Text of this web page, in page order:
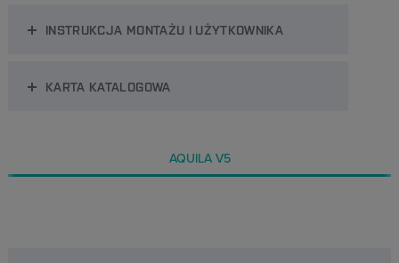
INSTRUKCJA MONTAŻU I UŻYTKOWNIKA
KARTA KATALOGOWA
AQUILA V5